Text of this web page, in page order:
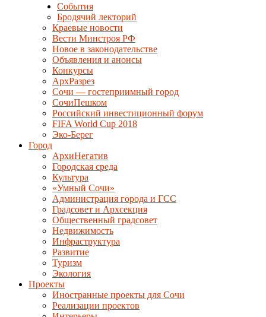
События
Бродячий лекторий
Краевые новости
Вести Минстроя РФ
Новое в законодательстве
Объявления и анонсы
Конкурсы
АрхРазрез
Сочи — гостеприимный город
СочиПешком
Российский инвестиционный форум
FIFA World Cup 2018
Эко-Берег
Город
АрхиНегатив
Городская среда
Культура
«Умный Сочи»
Администрация города и ГСС
Градсовет и Архсекция
Общественный градсовет
Недвижимость
Инфраструктура
Развитие
Туризм
Экология
Проекты
Иностранные проекты для Сочи
Реализации проектов